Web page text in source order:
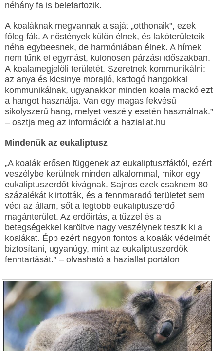
néhány fa is beletartozik.
A koaláknak megvannak a saját „otthonaik", ezek
főleg fák. A nőstények külön élnek, és lakóterületeik
néha egybeesnek, de harmóniában élnek. A hímek
nem tűrik el egymást, különösen párzási időszakban.
A koalamegjelöli területét. Szeretnek kommunikálni:
az anya és kicsinye morajló, kattogó hangokkal
kommunikálnak, ugyanakkor minden koala mackó ezt
a hangot használja. Van egy magas fekvésű
sikolyszerű hang, melyet veszély esetén használnak.”
– osztja meg az információt a haziallat.hu
Mindenük az eukaliptusz
„A koalák erősen függenek az eukaliptuszfáktól, ezért
veszélybe kerülnek minden alkalommal, mikor egy
eukaliptuszerdőt kivágnak. Sajnos ezek csaknem 80
százalékát kiirtották, és a fennmaradó területet sem
védi az állam, sőt a legtöbb eukaliptuszerdő
magánterület. Az erdőirtás, a tűzzel és a
betegségekkel karöltve nagy veszélynek teszik ki a
koalákat. Épp ezért nagyon fontos a koalák védelmét
biztosítani, ugyanúgy, mint az eukaliptuszerdők
fenntartását.” – olvasható a haziallat portálon